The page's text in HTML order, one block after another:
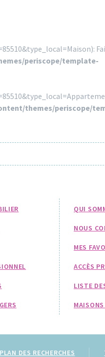
periscope/template-
themes/periscope/
QUI
NOUS
MES
ACCÈS
LISTE
PLAN DES RECHERCHES